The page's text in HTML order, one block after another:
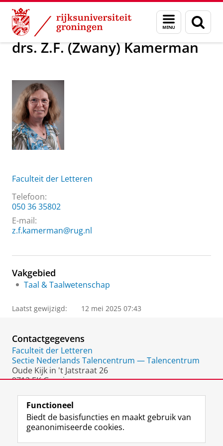
Skip
Content
Skip
Navigation
Menu
en
zoeken
Over ons drs. Z.F. (Zwany) Kamerman
drs. Z.F. (Zwany) Kamerman
Faculteit der Letteren
Telefoon:
050 36 35802
E-mail:
z.f.kamerman@rug.nl
Vakgebied
Taal & Taalwetenschap
Laatst gewijzigd: 12 mei 2025 07:43
Contactgegevens
Faculteit der Letteren
Sectie Nederlands Talencentrum — Talencentrum
Oude Kijk in 't Jatstraat 26
9712 EK Groningen
Functioneel
Biedt de basisfuncties en maakt gebruik van
geanonimiseerde cookies.